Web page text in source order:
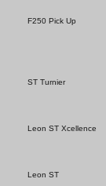
F250 Pick Up
ST Turnier
Leon ST Xcellence
Leon ST